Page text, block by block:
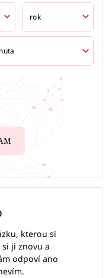
kterou si
ji znovu a
odpoví ano